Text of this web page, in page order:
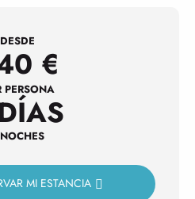
DESDE
€
PERSONA
MI ESTANCIA